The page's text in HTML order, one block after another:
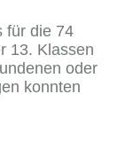
für die 74
13. Klassen
oder
konnten